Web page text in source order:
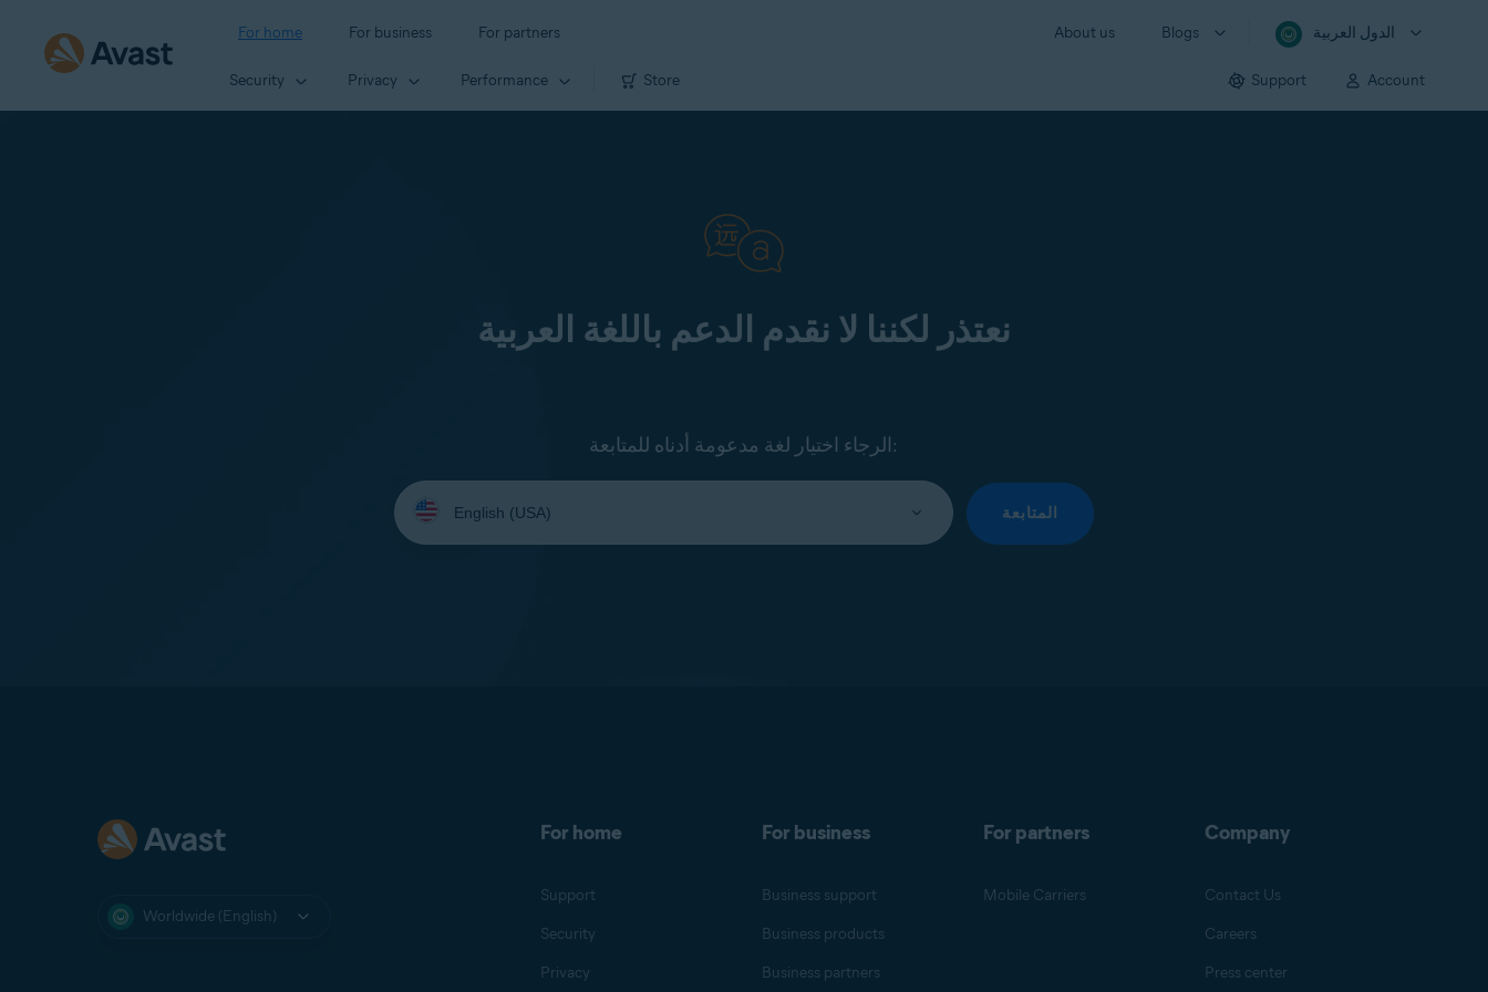
For home For business For partners About us Blogs الدول العربية
Security Privacy Performance Store Support Account
نعتذر لكننا لا نقدم الدعم باللغة العربية
الرجاء اختيار لغة مدعومة أدناه للمتابعة:
Select
your
language:
المتابعة
Worldwide (English)
For home
Support
Security
Privacy
For business
Business support
Business products
Business partners
For partners
Mobile Carriers
Company
Contact Us
Careers
Press center